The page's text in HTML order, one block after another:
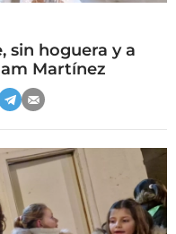
sin hoguera y a
Martínez